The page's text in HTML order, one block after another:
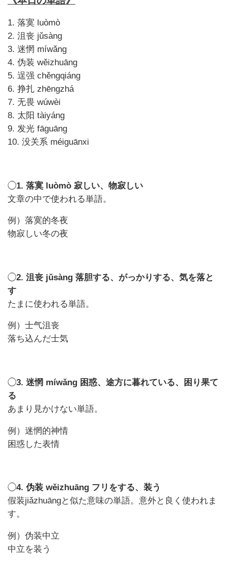
1. 落寞 luòmò
2. 沮丧 jǔsàng
3. 迷惘 míwǎng
4. 伪装 wěizhuāng
5. 逞强 chěngqiáng
6. 挣扎 zhēngzhá
7. 无畏 wúwèi
8. 太阳 tàiyáng
9. 发光 fāguāng
10. 没关系 méiguānxi
◯1. 落寞 luòmò 寂しい、物寂しい
文章の中で使われる単語。
例）落寞的冬夜
物寂しい冬の夜
◯2. 沮丧 jǔsàng 落胆する、がっかりする、気を落と
す
たまに使われる単語。
例）士气沮丧
落ち込んだ士気
◯3. 迷惘 míwǎng 困惑、 途方に暮れている、困り果て
る
あまり見かけない単語。
例）迷惘的神情
困惑した表情
◯4. 伪装 wěizhuāng フリをする、装う
假装jiǎzhuāngと似た意味の単語。意外と良く使われま
す。
例）伪装中立
中立を装う